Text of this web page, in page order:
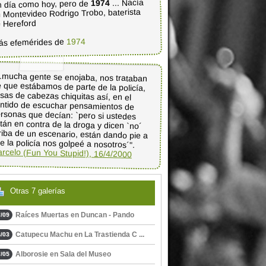
día como hoy, pero de 1974 ... Nacía
Montevideo Rodrigo Trobo, baterista
Hereford
efemérides de 1974
gente se enojaba, nos trataban
que estábamos de parte de la policía,
de cabezas chiquitas así, en el
de escuchar pensamientos de
que decían: `pero si ustedes
en contra de la droga y dicen `no´
de un escenario, están dando pie a
la policía nos golpeé a nosotros´".
(Fun You Stupid!), 16/4/2000
Otras 7 galerías
09 Raíces Muertas en Duncan - Pando
03 Catupecu Machu en La Trastienda C ...
05 Alborosie en Sala del Museo